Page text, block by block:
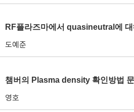
도예준
영호